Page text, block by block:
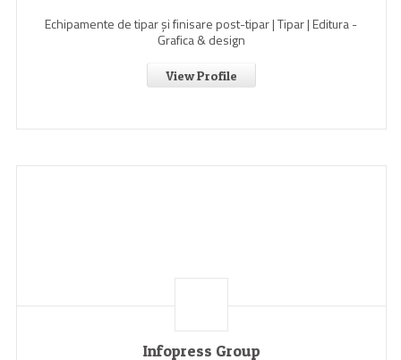
Echipamente de tipar și finisare post-tipar | Tipar | Editura -
Grafica & design
View Profile
Infopress Group